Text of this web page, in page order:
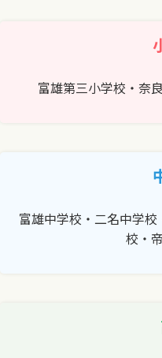
富雄第三小学校・奈
富雄中学校・二名中学
校・